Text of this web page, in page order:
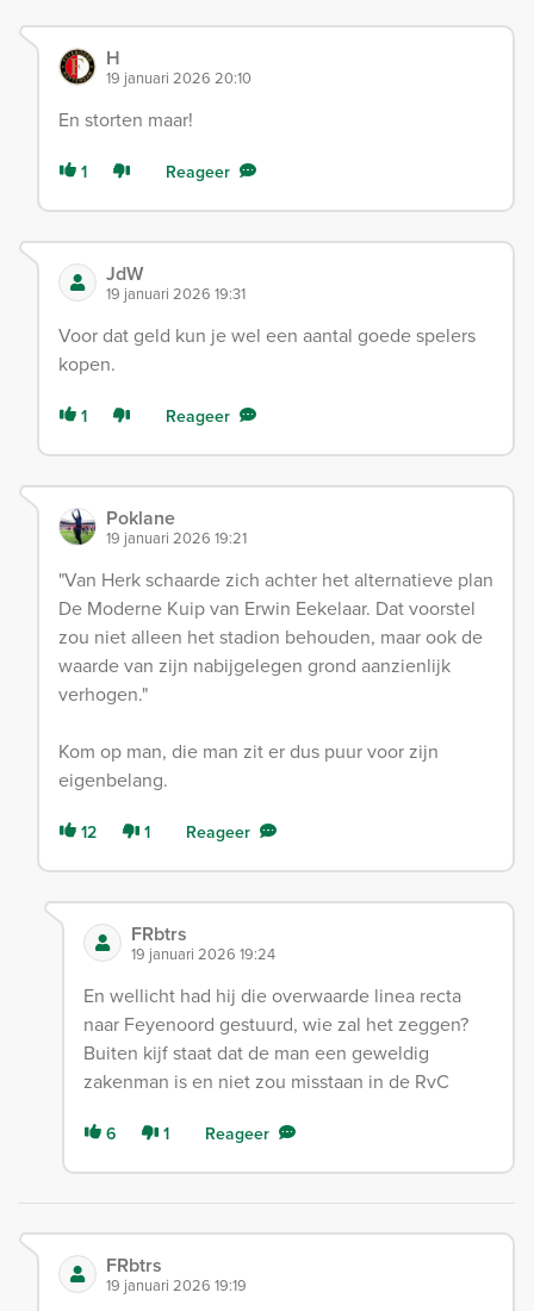
H
19 januari 2026 20:10
En storten maar!
1 Reageer
JdW
19 januari 2026 19:31
Voor dat geld kun je wel een aantal goede spelers
kopen.
1 Reageer
Poklane
19 januari 2026 19:21
"Van Herk schaarde zich achter het alternatieve plan
De Moderne Kuip van Erwin Eekelaar. Dat voorstel
zou niet alleen het stadion behouden, maar ook de
waarde van zijn nabijgelegen grond aanzienlijk
verhogen."
Kom op man, die man zit er dus puur voor zijn
eigenbelang.
12 1 Reageer
FRbtrs
19 januari 2026 19:24
En wellicht had hij die overwaarde linea recta
naar Feyenoord gestuurd, wie zal het zeggen?
Buiten kijf staat dat de man een geweldig
zakenman is en niet zou misstaan in de RvC
6 1 Reageer
FRbtrs
19 januari 2026 19:19